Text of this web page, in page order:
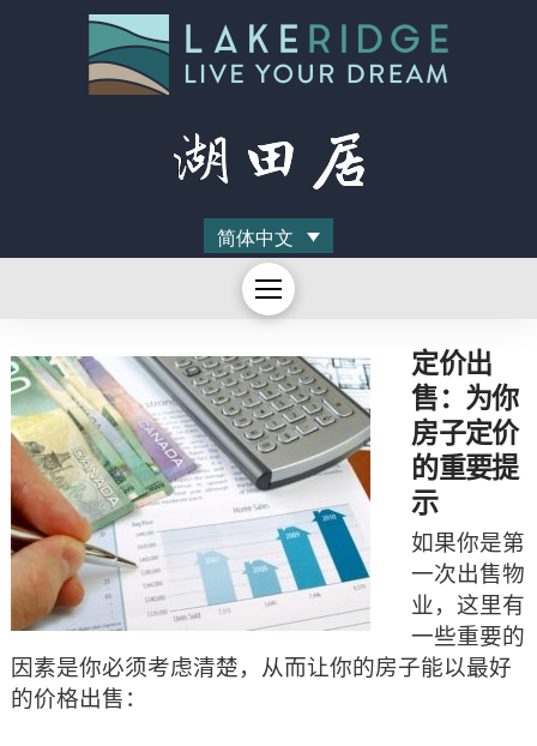
简体中文
定价出
售：为你
房子定价
的重要提
示
如果你是第
一次出售物
业，这里有
一些重要的
因素是你必须考虑清楚，从而让你的房子能以最好
的价格出售：